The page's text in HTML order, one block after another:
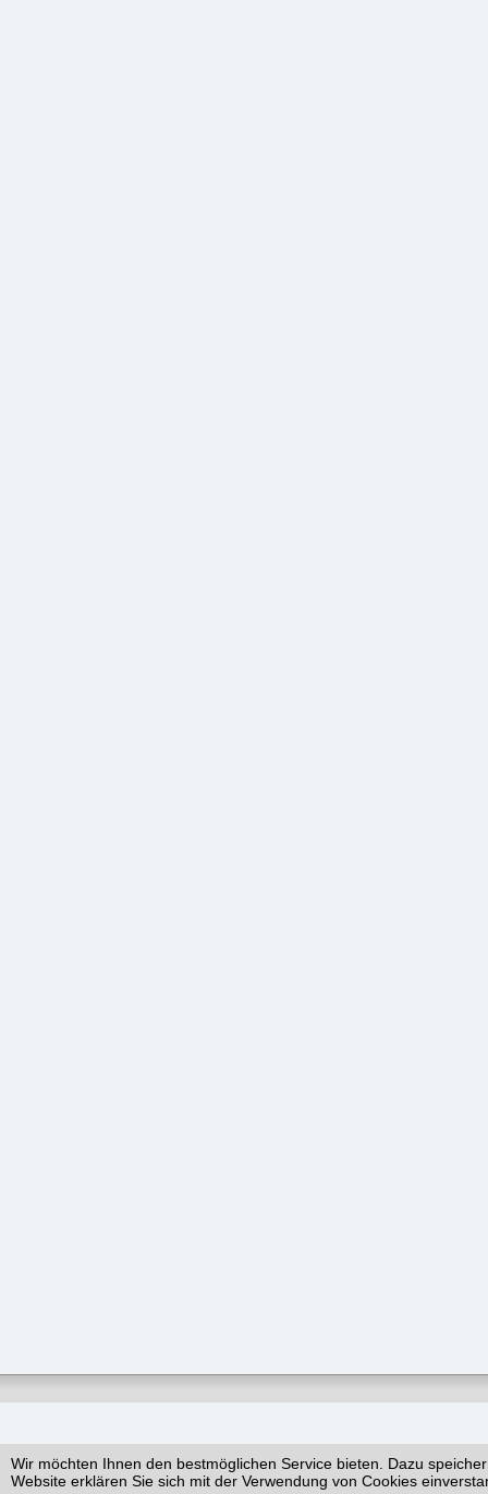
Wir möchten Ihnen den bestmöglichen Service bieten. Dazu
Website erklären Sie sich mit der Verwendung von Cookies